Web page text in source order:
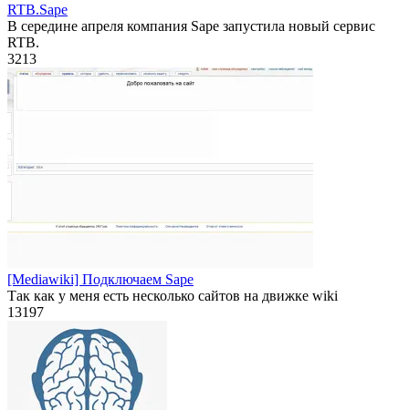
RTB.Sape
В середине апреля компания Sape запустила новый сервис
RTB.
3213
[Mediawiki] Подключаем Sape
Так как у меня есть несколько сайтов на движке wiki
13197